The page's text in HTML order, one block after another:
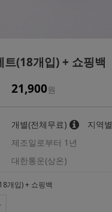
트(18개입) + 쇼핑백
21,900원
개별(전체무료)
지역별
제조일로부터 1년
대한통운(상온)
개입) + 쇼핑백